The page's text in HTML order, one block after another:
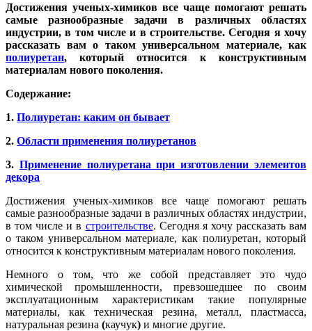
Достижения ученых-химиков все чаще помогают решать
самые разнообразные задачи в различных областях
индустрии, в том числе и в строительстве. Сегодня я хочу
рассказать вам о таком универсальном материале, как
полиуретан, который относится к конструктивным
материалам нового поколения.
Содержание:
1. Полиуретан: каким он бывает
2. Области применения полиуретанов
3. Применение полиуретана при изготовлении элементов
декора
Достижения ученых-химиков все чаще помогают решать
самые разнообразные задачи в различных областях индустрии,
в том числе и в строительстве. Сегодня я хочу рассказать вам
о таком универсальном материале, как полиуретан, который
относится к конструктивным материалам нового поколения.
Немного о том, что же собой представляет это чудо
химической промышленности, превзошедшее по своим
эксплуатационным характеристикам такие популярные
материалы, как техническая резина, металл, пластмасса,
натуральная резина (каучук) и многие другие.